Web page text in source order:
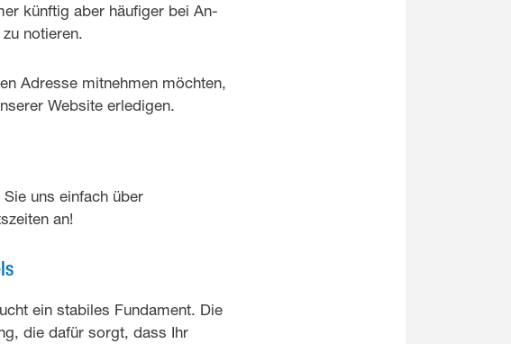
künftig aber häufiger bei An-
notieren.
Adresse mitnehmen möchten,
Website erledigen.
uns einfach über
an!
ein stabiles Fundament. Die
die dafür sorgt, dass Ihr